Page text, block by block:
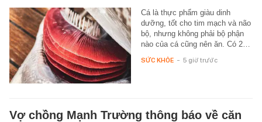
Cá là thực phẩm giàu dinh
dưỡng, tốt cho tim mạch và não
bộ, nhưng không phải bộ phận
nào của cá cũng nên ăn. Có 2…
SỨC KHỎE - 5 giờ trước
Vợ chồng Mạnh Trường thông báo về căn